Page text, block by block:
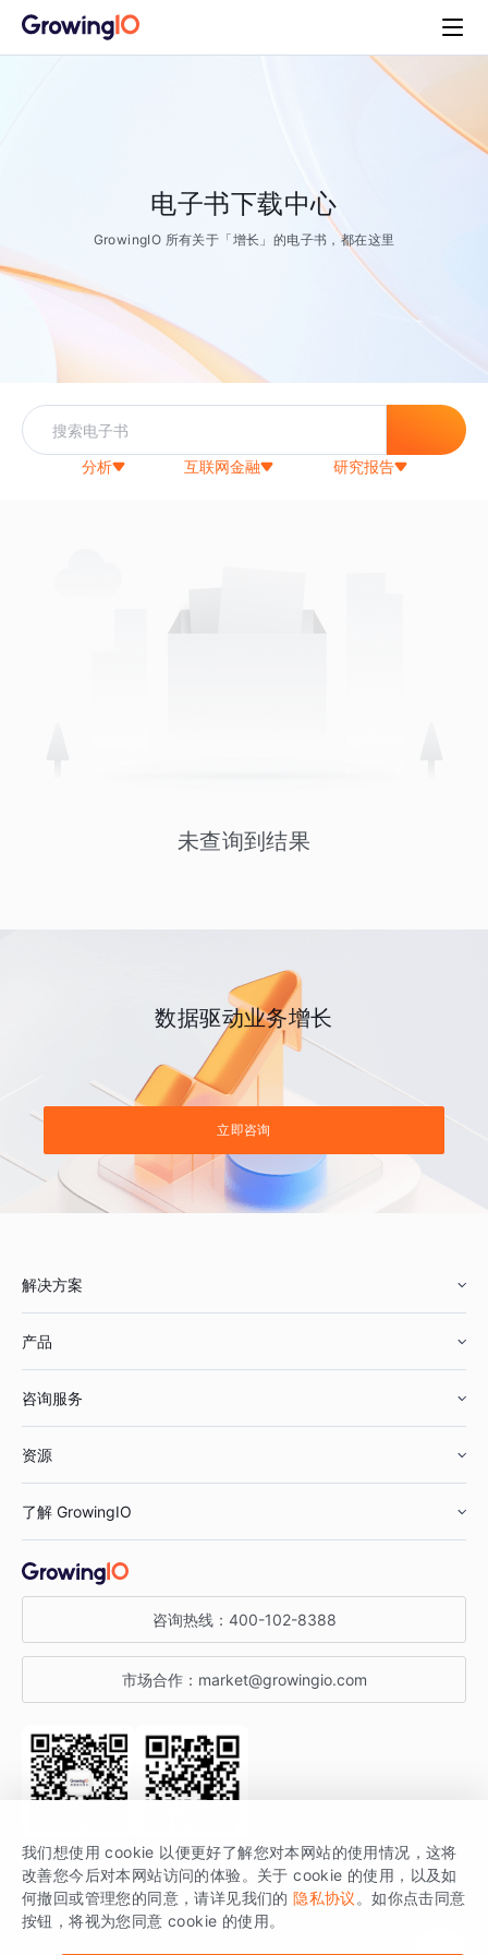
电子书下载中心
GrowingIO 所有关于「增长」的电子书，都在这里
分析 互联网金融 研究报告
未查询到结果
数据驱动业务增长
立即咨询
解决方案
鞋服行业
汽车行业
金融行业
产品
智能运营
获客分析
咨询服务
资源
增长公开课
增长博客
开发者文档
SDK 文档
场景指南
了解 GrowingIO
关于 GrowingIO
增长大会
行业活动
咨询热线： 400-102-8388
市场合作： market@growingio.com
关注公众号 获取更多干货
GrowingIO 是专注于数据智能分析与增长的品牌，核心平台为 GrowingIO
分析云。
我们想使用 cookie 以便更好了解您对本网站的使用情况，这将
改善您今后对本网站访问的体验。关于 cookie 的使用，以及如
何撤回或管理您的同意，请详见我们的 隐私协议 。如你点击同意
按钮，将视为您同意 cookie 的使用。